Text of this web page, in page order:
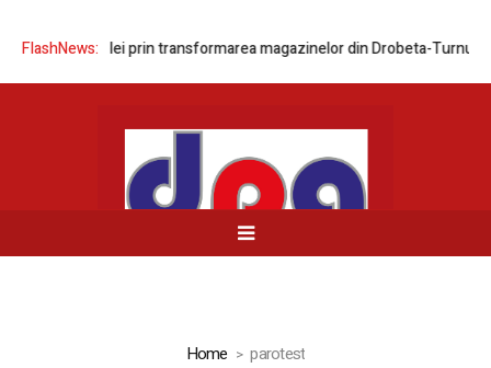
FlashNews:
rețelei prin transformarea magazinelor din Drobeta-Turnu
Home parotest